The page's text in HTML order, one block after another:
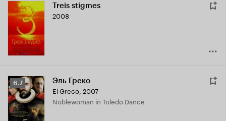
Treis stigmes
2008
Рейтинг
Кинопоиска
6.7
6.7 Эль Греко
El Greco, 2007
Noblewoman in Toledo Dance